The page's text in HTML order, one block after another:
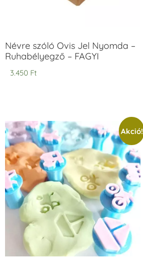
Névre szóló Ovis Jel Nyomda –
Ruhabélyegző – FAGYI
3.450 Ft
Akció!